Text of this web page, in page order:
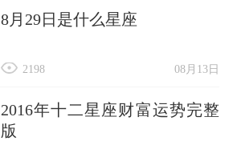
8月29日是什么星座
08月13日
2198
2016年十二星座财富运势完整
版